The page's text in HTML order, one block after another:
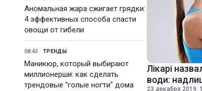
Аномальная жара сжигает грядки:
4 эффективных способа спасти
овощи от гибели
08:43 ТРЕНДЫ
Маникюр, который выбирают
миллионерши: как сделать
трендовые "голые ногти" дома
Лікарі
води:
23 декабря 2019,